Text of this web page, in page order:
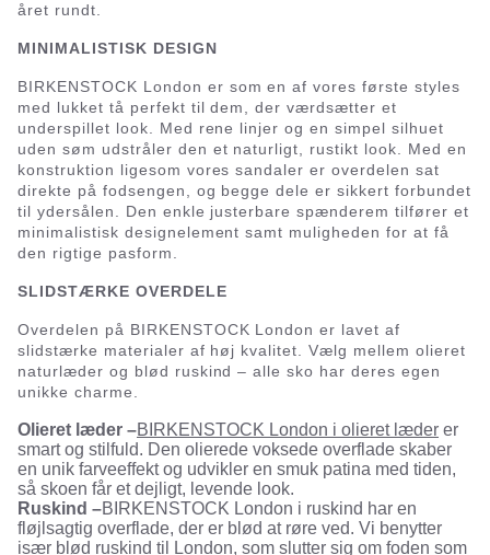
året rundt.
MINIMALISTISK DESIGN
BIRKENSTOCK London er som en af vores første styles
med lukket tå perfekt til dem, der værdsætter et
underspillet look. Med rene linjer og en simpel silhuet
uden søm udstråler den et naturligt, rustikt look. Med en
konstruktion ligesom vores sandaler er overdelen sat
direkte på fodsengen, og begge dele er sikkert forbundet
til ydersålen. Den enkle justerbare spænderem tilfører et
minimalistisk designelement samt muligheden for at få
den rigtige pasform.
SLIDSTÆRKE OVERDELE
Overdelen på BIRKENSTOCK London er lavet af
slidstærke materialer af høj kvalitet. Vælg mellem olieret
naturlæder og blød ruskind – alle sko har deres egen
unikke charme.
Olieret læder –BIRKENSTOCK London i olieret læder er
smart og stilfuld. Den olierede voksede overflade skaber
en unik farveeffekt og udvikler en smuk patina med tiden,
så skoen får et dejligt, levende look.
Ruskind –BIRKENSTOCK London i ruskind har en
fløjlsagtig overflade, der er blød at røre ved. Vi benytter
især blød ruskind til London, som slutter sig om foden som